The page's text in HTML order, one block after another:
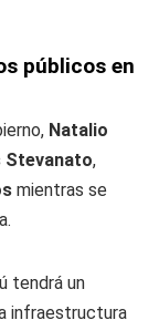
públicos en
Natalio
Stevanato,
mientras se
tendrá un
infraestructura